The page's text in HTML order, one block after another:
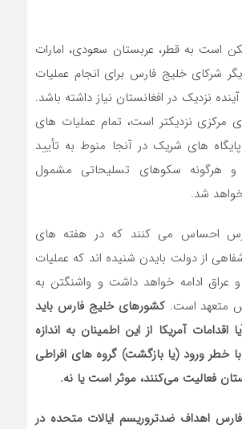
است به قطر، عربستان سعودی، امارات
شرکای خلیج فارس برای انجام عملیات
نزدیک در افغانستان نیاز داشته باشد.
مرکزی نزدیکتر است، تمام عملیات های
پایگاه های شریک در آنجا منوط به تأیید
هرگونه سکوهای تسلیحاتی مشمول
شد.
احساس می کنند که در هفته های
از دولت بایدن شنیده اند که عملیات
و عراق ادامه خواهد داشت و واشنگتن به
متعهد است.کشورهای خلیج فارس باید
اقدامات آمریکا از این اطمینان به اندازه
با خطر ورود (یا بازگشت) گروه های افراطی
فعالیت می‌کنند، موثر است یا نه.
اهداف ضدتروریسم ایالات متحده در